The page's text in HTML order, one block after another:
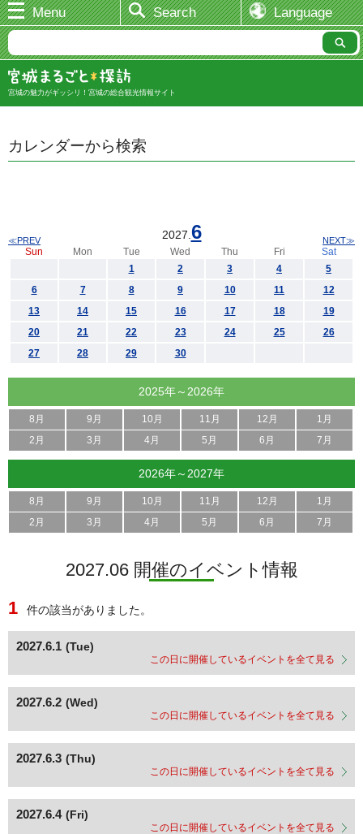
Menu Search Language
宮城の魅力がギッシリ！宮城の総合観光情報サイト
カレンダーから検索
2027. 6
≪PREV NEXT≫
Sun Mon Tue Wed Thu Fri
Sat
1
2 3 4
5
6
7 8 9 10 11
12
13
14 15 16 17 18
19
20
21 22 23 24 25
26
27
28 29 30
2025年～2026年
8月 9月 10月 11月 12月
1月
2月
3月 4月 5月 6月 7月
2026年～2027年
8月 9月 10月 11月 12月
1月
2月
3月 4月 5月 6月 7月
2027.06 開催のイベント情報
1
件の該当がありました。
2027.6.1 (Tue)
この日に開催しているイベントを全て見る
2027.6.2 (Wed)
この日に開催しているイベントを全て見る
2027.6.3 (Thu)
この日に開催しているイベントを全て見る
2027.6.4 (Fri)
この日に開催しているイベントを全て見る